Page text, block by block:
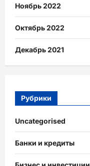
Ноябрь 2022
Октябрь 2022
Декабрь 2021
Рубрики
Uncategorised
Банки и кредиты